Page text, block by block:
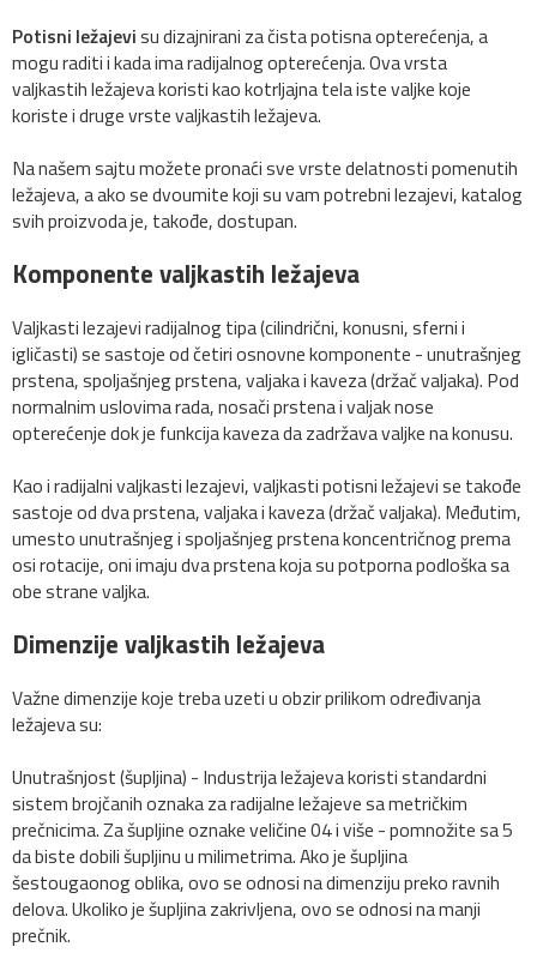
Potisni ležajevisu dizajnirani za čista potisna opterećenja, a
mogu raditi i kada ima radijalnog opterećenja. Ova vrsta
valjkastih ležajeva koristi kao kotrljajna tela iste valjke koje
koriste i druge vrste valjkastih ležajeva.
Na našem sajtu možete pronaći sve vrste delatnosti pomenutih
ležajeva, a ako se dvoumite koji su vam potrebni lezajevi, katalog
svih proizvoda je, takođe, dostupan.
Komponente valjkastih ležajeva
Valjkasti lezajevi radijalnog tipa (cilindrični, konusni, sferni i
igličasti) se sastoje od četiri osnovne komponente - unutrašnjeg
prstena, spoljašnjeg prstena, valjaka i kaveza (držač valjaka). Pod
normalnim uslovima rada, nosači prstena i valjak nose
opterećenje dok je funkcija kaveza da zadržava valjke na konusu.
Kao i radijalni valjkasti lezajevi, valjkasti potisni ležajevi se takođe
sastoje od dva prstena, valjaka i kaveza (držač valjaka). Međutim,
umesto unutrašnjeg i spoljašnjeg prstena koncentričnog prema
osi rotacije, oni imaju dva prstena koja su potporna podloška sa
obe strane valjka.
Dimenzije valjkastih ležajeva
Važne dimenzije koje treba uzeti u obzir prilikom određivanja
ležajeva su:
Unutrašnjost (šupljina) - Industrija ležajeva koristi standardni
sistem brojčanih oznaka za radijalne ležajeve sa metričkim
prečnicima. Za šupljine oznake veličine 04 i više - pomnožite sa 5
da biste dobili šupljinu u milimetrima. Ako je šupljina
šestougaonog oblika, ovo se odnosi na dimenziju preko ravnih
delova. Ukoliko je šupljina zakrivljena, ovo se odnosi na manji
prečnik.